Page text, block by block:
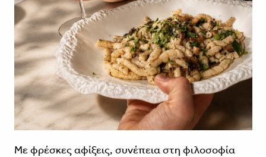
Με φρέσκες αφίξεις, συνέπεια στη φιλοσοφία